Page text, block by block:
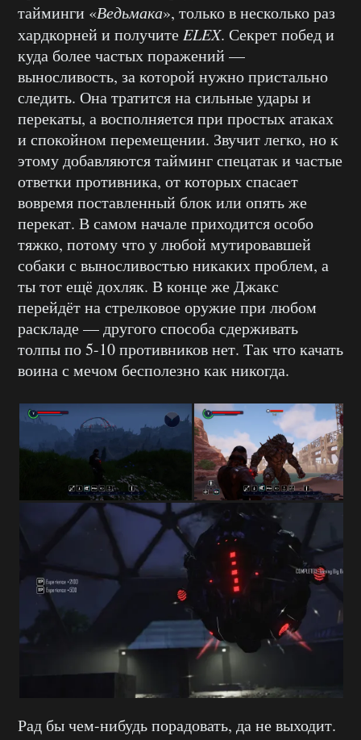
тайминги «Ведьмака», только в несколько раз
хардкорней и получите ELEX. Секрет побед и
куда более частых поражений —
выносливость, за которой нужно пристально
следить. Она тратится на сильные удары и
перекаты, а восполняется при простых атаках
и спокойном перемещении. Звучит легко, но к
этому добавляются тайминг спецатак и частые
ответки противника, от которых спасает
вовремя поставленный блок или опять же
перекат. В самом начале приходится особо
тяжко, потому что у любой мутировавшей
собаки с выносливостью никаких проблем, а
ты тот ещё дохляк. В конце же Джакс
перейдёт на стрелковое оружие при любом
раскладе — другого способа сдерживать
толпы по 5-10 противников нет. Так что качать
воина с мечом бесполезно как никогда.
Рад бы чем-нибудь порадовать, да не выходит.